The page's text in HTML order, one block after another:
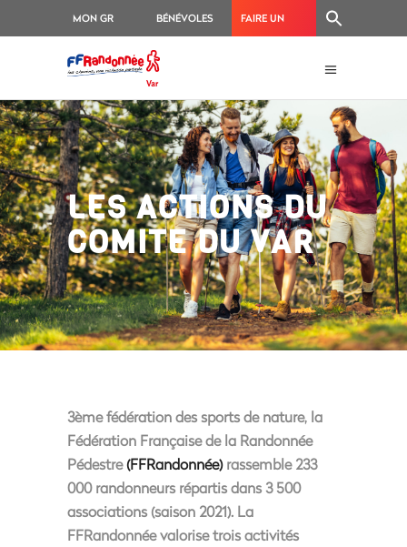
MON GR
®
BÉNÉVOLES FAIRE UN
LES ACTIONS DU
COMITE DU VAR
3ème fédération des sports de nature, la
Fédération Française de la Randonnée
Pédestre(FFRandonnée)rassemble 233
000 randonneurs répartis dans 3 500
associations (saison 2021). La
FFRandonnée valorise trois activités